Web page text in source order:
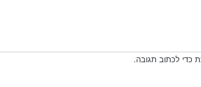
כדי לכתוב תגובה.